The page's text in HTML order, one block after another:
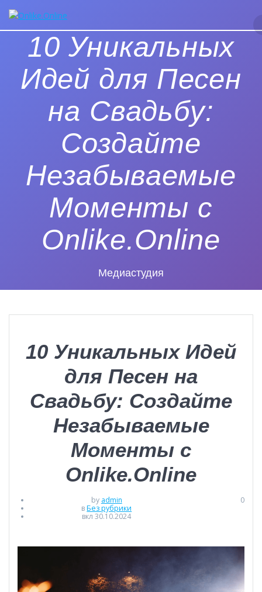
контенту
10 Уникальных
Идей для Песен
на Свадьбу:
Создайте
Незабываемые
Моменты с
Onlike.Online
Медиастудия
10 Уникальных Идей
для Песен на
Свадьбу: Создайте
Незабываемые
Моменты с
Onlike.Online
by admin
вБез рубрики
вкл 30.10.2024
0